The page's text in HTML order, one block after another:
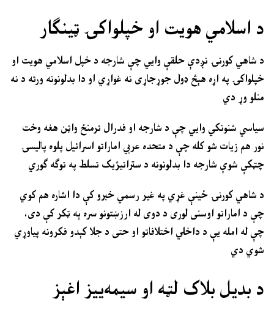
د اسلامي هویت او خپلواکۍ ټینګار
د شاهي کورنۍ نږدې حلقې وایي چې شارجه د خپل اسلامي هویت او
خپلواکۍ په اړه هېڅ ډول جوړجاړی نه غواړي او دا بدلونونه ورته د نه
منلو وړ دي
سیاسي شنونکي وايي چې د شارجه او فدرال ترمنځ واټن هغه وخت
نور هم زیات شو کله چې د متحده عربي اماراتو اسرائیل پلوه پالیسۍ
چټکې شوې شارجه دا بدلونونه د ستراتیژیک تسلط په توګه ګوري
د شاهي کورنۍ ځینې غړي په غیر رسمي خبرو کې دا اشاره هم کوي
چې د اماراتو اوسنی لوری د دوی له ارزښتونو سره په ټکر کې دی،
چې له امله یې د داخلي اختلافاتو او حتی د جلا کېدو فکرونه پیاوړي
شوي دي
د بدیل بلاک لټه او سیمه‌ییز اغېز